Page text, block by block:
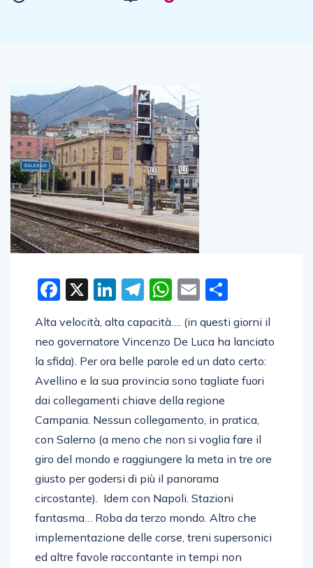
Facebook
X LinkedIn
Telegram
WhatsApp
Email
Alta velocità, alta capacità…. (in questi giorni il
neo governatore Vincenzo De Luca ha lanciato
la sfida). Per ora belle parole ed un dato certo:
Avellino e la sua provincia sono tagliate fuori
dai collegamenti chiave della regione
Campania. Nessun collegamento, in pratica,
con Salerno (a meno che non si voglia fare il
giro del mondo e raggiungere la meta in tre ore
giusto per godersi di più il panorama
circostante). Idem con Napoli. Stazioni
fantasma… Roba da terzo mondo. Altro che
implementazione delle corse, treni supersonici
ed altre favole raccontante in tempi non